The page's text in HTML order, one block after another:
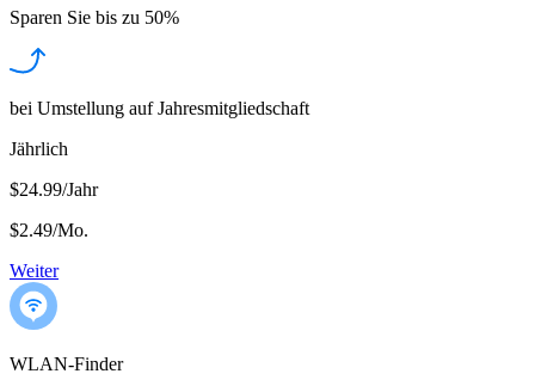
Sparen Sie bis zu 50%
bei Umstellung auf Jahresmitgliedschaft
Jährlich
$24.99/Jahr
$2.49/Mo.
Weiter
WLAN-Finder